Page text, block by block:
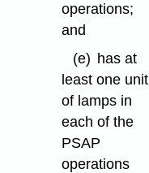
operations;
and
(e) has at
least one unit
of lamps in
each of the
PSAP
operations